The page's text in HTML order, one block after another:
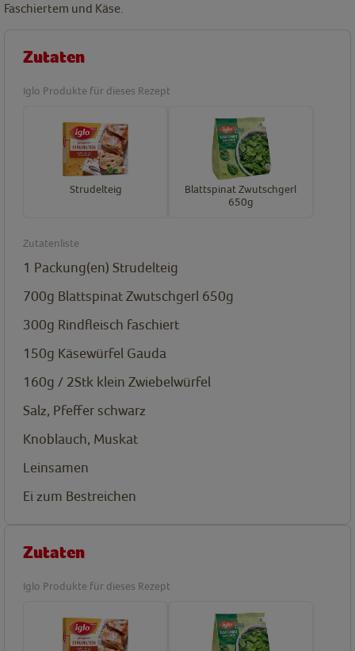
Faschiertem und Käse.
Zutaten
Iglo Produkte für dieses Rezept
Strudelteig
Blattspinat Zwutschgerl
650g
Zutatenliste
1 Packung(en) Strudelteig
700g Blattspinat Zwutschgerl 650g
300g Rindfleisch faschiert
150g Käsewürfel Gauda
160g / 2Stk klein Zwiebelwürfel
Salz, Pfeffer schwarz
Knoblauch, Muskat
Leinsamen
Ei zum Bestreichen
Zutaten
Iglo Produkte für dieses Rezept